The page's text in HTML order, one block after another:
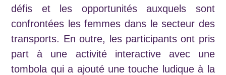
défis et les opportunités auxquels sont
confrontées les femmes dans le secteur des
transports. En outre, les participants ont pris
part à une activité interactive avec une
tombola qui a ajouté une touche ludique à la